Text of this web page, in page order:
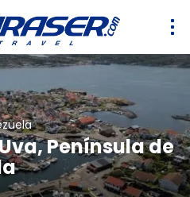
Península de